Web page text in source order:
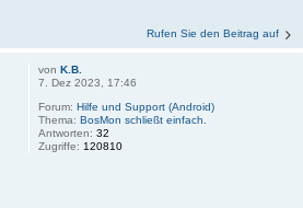
Rufen Sie den Beitrag auf
von K.B.
7. Dez 2023, 17:46
Forum: Hilfe und Support (Android)
Thema: BosMon schließt einfach.
Antworten: 32
Zugriffe: 120810